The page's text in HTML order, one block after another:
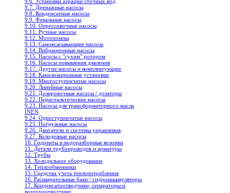
9.7. Дренажные насосы
9.8. Конденсатные насосы
9.9. Фекальные насосы
9.10. Опрессовочные насосы
9.11. Ручные насосы
9.12. Мотопомпы
9.13. Самовсасывающие насосы
9.14. Вибрационные насосы
9.15. Насосы с "сухим" ротором
9.16. Насосы повышения давления
9.17. Другие насосы и комплектующие
9.18. Канализационные установки
9.19. Многоступенчатые насосы
9.20. Линейные насосы
9.21. Дозировочные насосы / дозаторы
9.22. Перистальтические насосы
9.23. Насосы для трансформаторного масла
INEN
9.24. Одноступенчатые насосы
9.25. Погружные насосы
9.26. Двигатели и системы управления
9.27. Колодезные насосы
10. Гидранты и водоразборные колонки
11. Детали трубопроводов и арматуры
12. Трубы
13. Холодильное oборудование
14. Теплообменники
15. Средства учета теплопотребления
16. Расширительные баки / гидроаккамуляторы
17. Конденсатоотводчики, сепараторы и
воздухоотводчики